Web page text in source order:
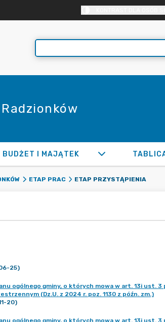
BUDŻET I MAJĄTEK
ETAP PRAC ETAP PRZYSTĄPIENIA
25)
ogólnego gminy, o których mowa w art. 13i ust.
(Dz.U. z 2024 r. poz. 1130 z późn. zm.)
20)
ogólnego gminy, o których mowa w art. 13i ust.